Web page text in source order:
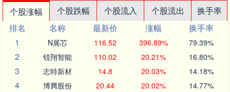
个股涨幅 个股跌幅 个股流入 个股流出
换手率
排名
名称 最新价 涨幅
换手率
1
N展芯 116.52 396.89% 79.39%
2 锐翔智能 110.02 20.21% 16.80%
3 志特新材 14.8 20.03% 14.18%
4 博腾股份 20.44 20.02% 14.77%